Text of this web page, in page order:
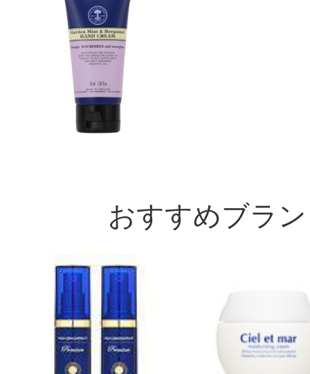
すべての13件のクチコミを見
CT会員様は、
マイページの「購
らクチコミ投稿すると1 商品に
ントプレゼント！
おすすめブラ